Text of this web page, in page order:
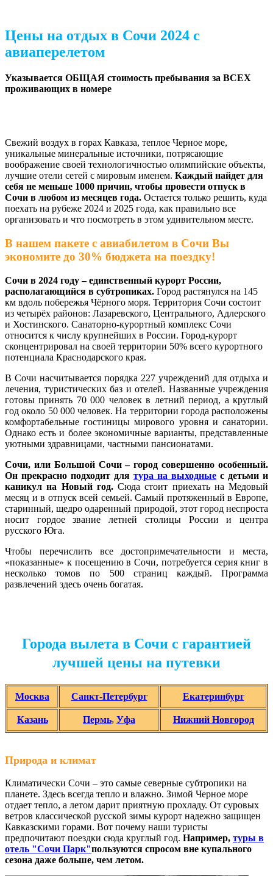
Цены на отдых в Сочи 2024 с
авиаперелетом
Указывается ОБЩАЯ стоимость пребывания за ВСЕХ
проживающих в номере
Свежий воздух в горах Кавказа, теплое Черное море,
уникальные минеральные источники, потрясающие
воображение своей технологичностью олимпийские объекты,
лучшие отели сетей с мировым именем. Каждый найдет для
себя не меньше 1000 причин, чтобы провести отпуск в
Сочи в любом из месяцев года. Остается только решить, куда
поехать на рубеже 2024 и 2025 года, как правильно все
организовать и что посмотреть в этом удивительном месте.
В нашем пакете с авиабилетом в Сочи Вы
экономите до 30% бюджета на поездку!
Сочи в 2024 году – единственный курорт России,
располагающийся в субтропиках. Город растянулся на 145
км вдоль побережья Чёрного моря. Территория Сочи состоит
из четырёх районов: Лазаревского, Центрального, Адлерского
и Хостинского. Санаторно-курортный комплекс Сочи
относится к числу крупнейших в России. Город-курорт
сконцентрировал на своей территории 50% всего курортного
потенциала Краснодарского края.
В Сочи насчитывается порядка 227 учреждений для отдыха и
лечения, туристических баз и отелей. Названные учреждения
готовы принять 70 000 человек в летний период, а круглый
год около 50 000 человек. На территории города расположены
комфортабельные гостиницы мирового уровня и санатории.
Однако есть и более экономичные варианты, представленные
уютными здравницами, частными пансионатами.
Сочи, или Большой Сочи – город совершенно особенный.
Он прекрасно подходит для тура на выходные с детьми и
каникул на Новый год. Сюда стоит приехать на Медовый
месяц и в отпуск всей семьей. Самый протяженный в Европе,
старинный, щедро одаренный природой, этот город неспроста
носит гордое звание летней столицы России и центра
русского Юга.
Чтобы перечислить все достопримечательности и места,
«показанные» к посещению в Сочи, потребуется серия книг в
несколько томов по 500 страниц каждый. Программа
развлечений здесь очень богатая.
Города вылета в Сочи с гарантией
лучшей цены на путевки
Москва Санкт-Петербург Екатеринбург
Казань Пермь, Уфа Нижний Новгород
Природа и климат
Климатически Сочи – это самые северные субтропики на
планете. Здесь всегда тепло и влажно. Зимой Черное море
отдает тепло, а летом дарит приятную прохладу. От суровых
ветров классической русской зимы курорт надежно защищен
Кавказскими горами. Вот почему наши туристы
предпочитают поездки сюда круглый год. Например, туры в
отель "Сочи Парк"пользуются спросом вне купального
сезона даже больше, чем летом.